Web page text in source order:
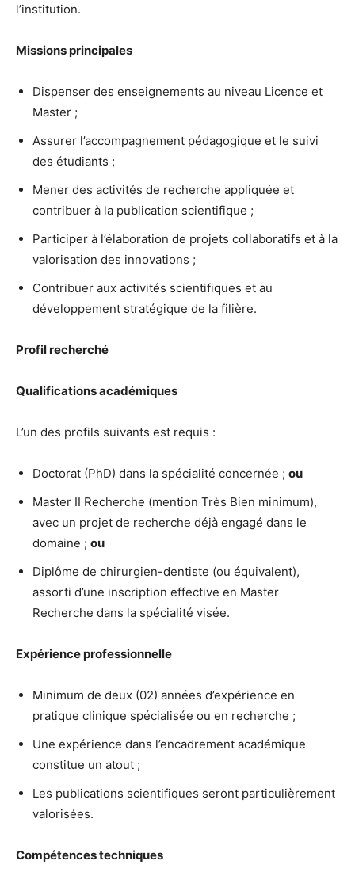
l’institution.
Missions principales
Dispenser des enseignements au niveau Licence et
Master ;
Assurer l’accompagnement pédagogique et le suivi
des étudiants ;
Mener des activités de recherche appliquée et
contribuer à la publication scientifique ;
Participer à l’élaboration de projets collaboratifs et à la
valorisation des innovations ;
Contribuer aux activités scientifiques et au
développement stratégique de la filière.
Profil recherché
Qualifications académiques
L’un des profils suivants est requis :
Doctorat (PhD) dans la spécialité concernée ; ou
Master II Recherche (mention Très Bien minimum),
avec un projet de recherche déjà engagé dans le
domaine ; ou
Diplôme de chirurgien-dentiste (ou équivalent),
assorti d’une inscription effective en Master
Recherche dans la spécialité visée.
Expérience professionnelle
Minimum de deux (02) années d’expérience en
pratique clinique spécialisée ou en recherche ;
Une expérience dans l’encadrement académique
constitue un atout ;
Les publications scientifiques seront particulièrement
valorisées.
Compétences techniques